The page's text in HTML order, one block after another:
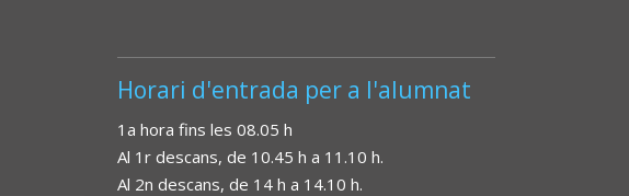
Horari d'entrada per a l'alumnat
1a hora fins les 08.05 h
Al 1r descans, de 10.45 h a 11.10 h.
Al 2n descans, de 14 h a 14.10 h.